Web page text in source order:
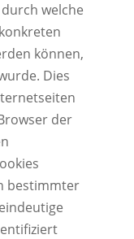
welche
können,
Dies
der
bestimmter